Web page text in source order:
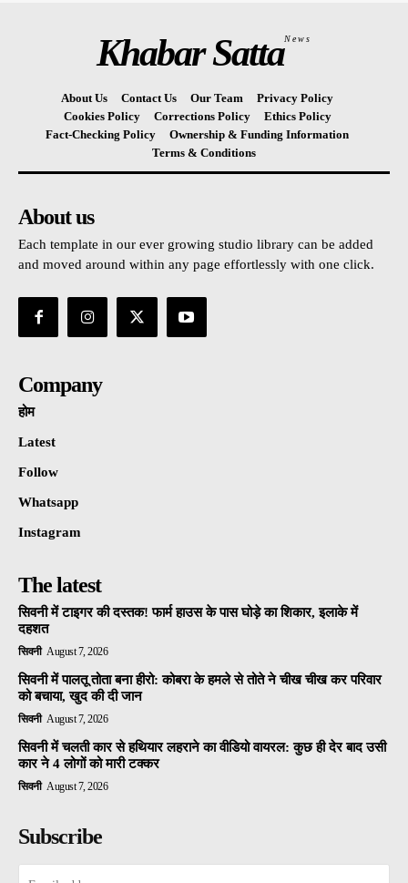
Khabar SattaNews
About Us Contact Us Our Team
Privacy Policy
Cookies Policy
Corrections Policy
Ethics Policy
Fact-Checking Policy
Ownership & Funding Information
Terms & Conditions
About us
Each template in our ever growing studio library can be added
and moved around within any page effortlessly with one click.
Company
होम
Latest
Follow
Whatsapp
Instagram
The latest
सिवनी में टाइगर की दस्तक! फार्म हाउस के पास घोड़े का शिकार, इलाके में
दहशत
सिवनी August 7, 2026
सिवनी में पालतू तोता बना हीरो: कोबरा के हमले से तोते ने चीख चीख कर परिवार
को बचाया, खुद की दी जान
सिवनी August 7, 2026
सिवनी में चलती कार से हथियार लहराने का वीडियो वायरल: कुछ ही देर बाद उसी
कार ने 4 लोगों को मारी टक्कर
सिवनी August 7, 2026
Subscribe